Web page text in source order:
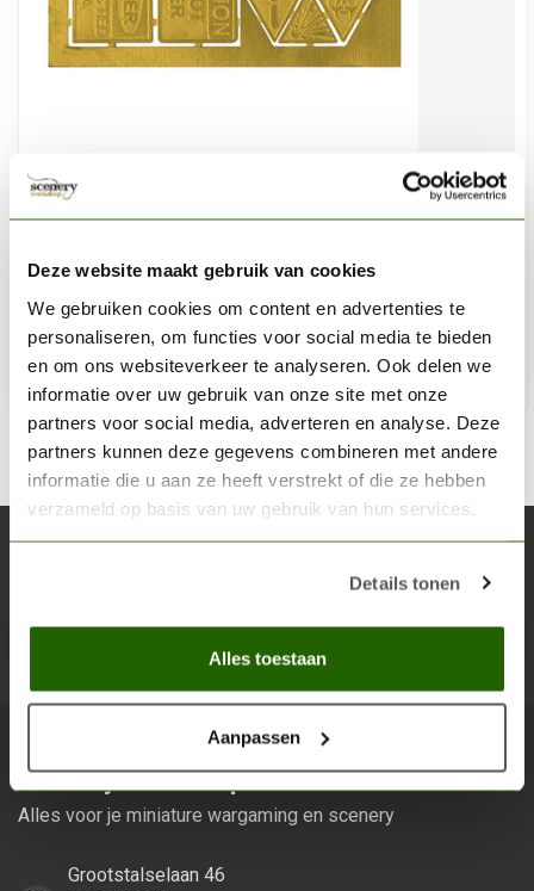
Deze website maakt gebruik van cookies
We gebruiken cookies om content en advertenties te
personaliseren, om functies voor social media te bieden
en om ons websiteverkeer te analyseren. Ook delen we
informatie over uw gebruik van onze site met onze
partners voor social media, adverteren en analyse. Deze
partners kunnen deze gegevens combineren met andere
informatie die u aan ze heeft verstrekt of die ze hebben
verzameld op basis van uw gebruik van hun services.
Details tonen
Alles toestaan
Aanpassen
ÄTZTECH
Industriële Waarschuwings Borden - Photo-Etch - AT-BA-
SI-2
Op voorraad
Blijf op de hoogte over onze laatste acties
Scenery Workshop BV
Alles voor je miniature wargaming en scenery
Grootstalselaan 46